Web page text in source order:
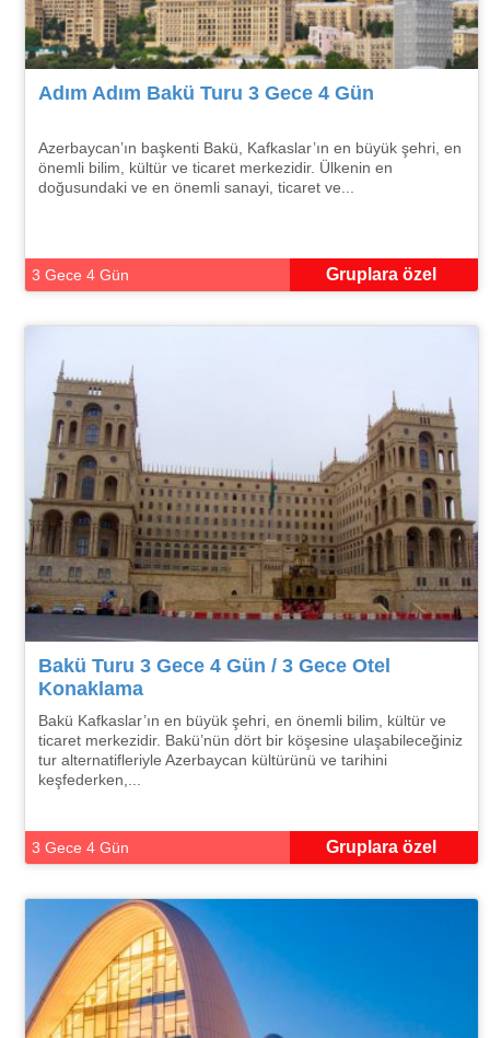
Adım Adım Bakü Turu 3 Gece 4 Gün
Azerbaycan’ın başkenti Bakü, Kafkaslar’ın en büyük şehri, en
önemli bilim, kültür ve ticaret merkezidir. Ülkenin en
doğusundaki ve en önemli sanayi, ticaret ve...
3 Gece 4 Gün Gruplara özel
Bakü Turu 3 Gece 4 Gün / 3 Gece Otel
Konaklama
Bakü Kafkaslar’ın en büyük şehri, en önemli bilim, kültür ve
ticaret merkezidir. Bakü’nün dört bir köşesine ulaşabileceğiniz
tur alternatifleriyle Azerbaycan kültürünü ve tarihini
keşfederken,...
3 Gece 4 Gün Gruplara özel